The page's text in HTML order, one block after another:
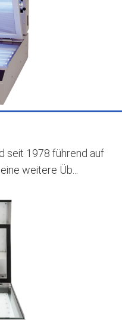
seit 1978 führend auf
weitere Üb...